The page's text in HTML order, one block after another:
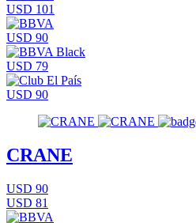
USD 101
USD 90
USD 79
USD 90
CRANE
USD 90
USD 81